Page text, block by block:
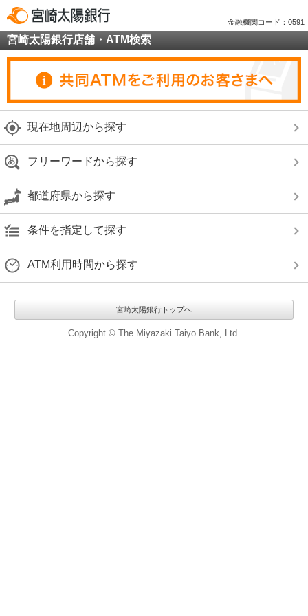
金融機関コード：0591
宮崎太陽銀行店舗・ATM検索
現在地周辺から探す
フリーワードから探す
都道府県から探す
条件を指定して探す
ATM利用時間から探す
宮崎太陽銀行トップへ
Copyright © The Miyazaki Taiyo Bank, Ltd.